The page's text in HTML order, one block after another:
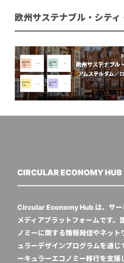
欧州サステナブル・シティ
CIRCULAR ECONOMY HUB
Circular Economy Hub は、サー
メディアプラットフォームです。
ノミーに関する情報発信やネット
ュラーデザインプログラムを通じ
ーキュラーエコノミー移行を支援